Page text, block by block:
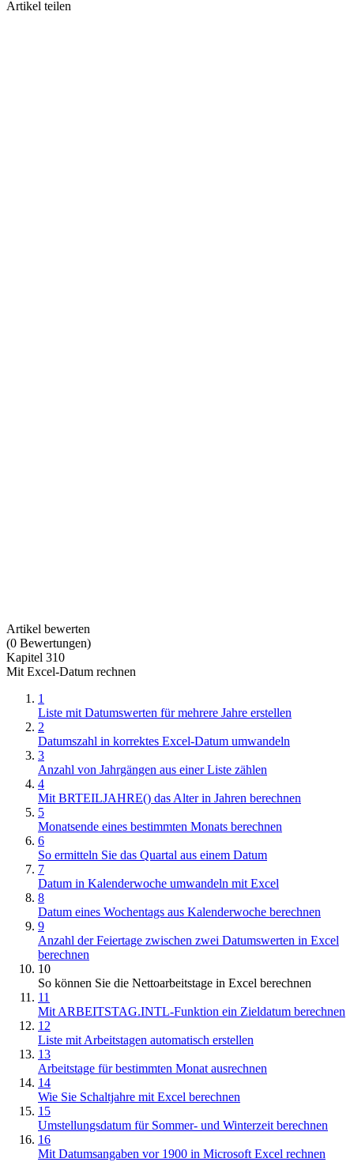
Artikel teilen
Artikel bewerten
(0 Bewertungen)
Kapitel 310
Mit Excel-Datum rechnen
1
Liste mit Datumswerten für mehrere Jahre erstellen
2
Datumszahl in korrektes Excel-Datum umwandeln
3
Anzahl von Jahrgängen aus einer Liste zählen
4
Mit BRTEILJAHRE() das Alter in Jahren berechnen
5
Monatsende eines bestimmten Monats berechnen
6
So ermitteln Sie das Quartal aus einem Datum
7
Datum in Kalenderwoche umwandeln mit Excel
8
Datum eines Wochentags aus Kalenderwoche berechnen
9
Anzahl der Feiertage zwischen zwei Datumswerten in Excel
berechnen
10
So können Sie die Nettoarbeitstage in Excel berechnen
11
Mit ARBEITSTAG.INTL-Funktion ein Zieldatum berechnen
12
Liste mit Arbeitstagen automatisch erstellen
13
Arbeitstage für bestimmten Monat ausrechnen
14
Wie Sie Schaltjahre mit Excel berechnen
15
Umstellungsdatum für Sommer- und Winterzeit berechnen
16
Mit Datumsangaben vor 1900 in Microsoft Excel rechnen